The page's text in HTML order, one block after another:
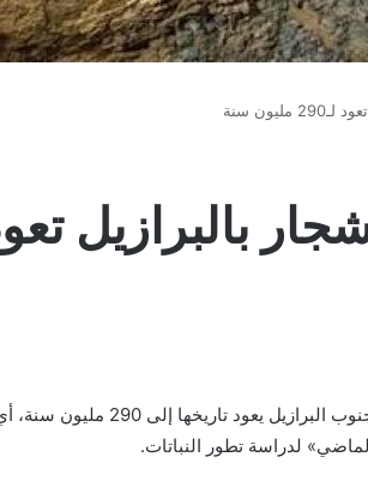
سنة
بالبرازيل
عثر علماء على متحجرات أشجار في غابة بولاية بارانا جنوب
لدراسة تطور النباتات.